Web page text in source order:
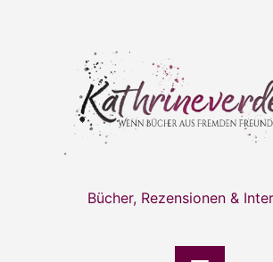
Bücher, Rezensionen &